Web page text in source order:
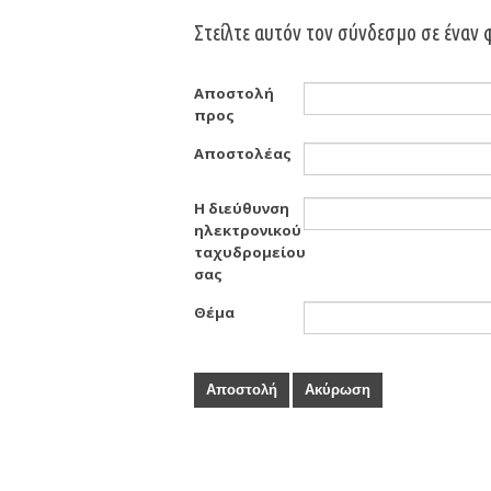
Στείλτε αυτόν τον σύνδεσμο σε έναν
Αποστολή
προς
Αποστολέας
Η διεύθυνση
ηλεκτρονικού
ταχυδρομείου
σας
Θέμα
Αποστολή Ακύρωση